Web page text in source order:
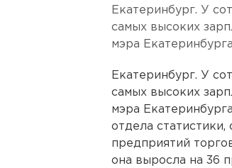
Екатеринбург. У
самых высоких
мэра
Екатеринбург. У
самых высоких
мэра
отдела
предприятий
она выросла на 36